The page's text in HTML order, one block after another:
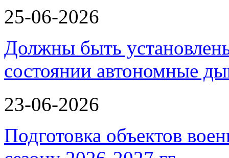
25-06-2026
Должны быть
состоянии автономные
23-06-2026
Подготовка объектов